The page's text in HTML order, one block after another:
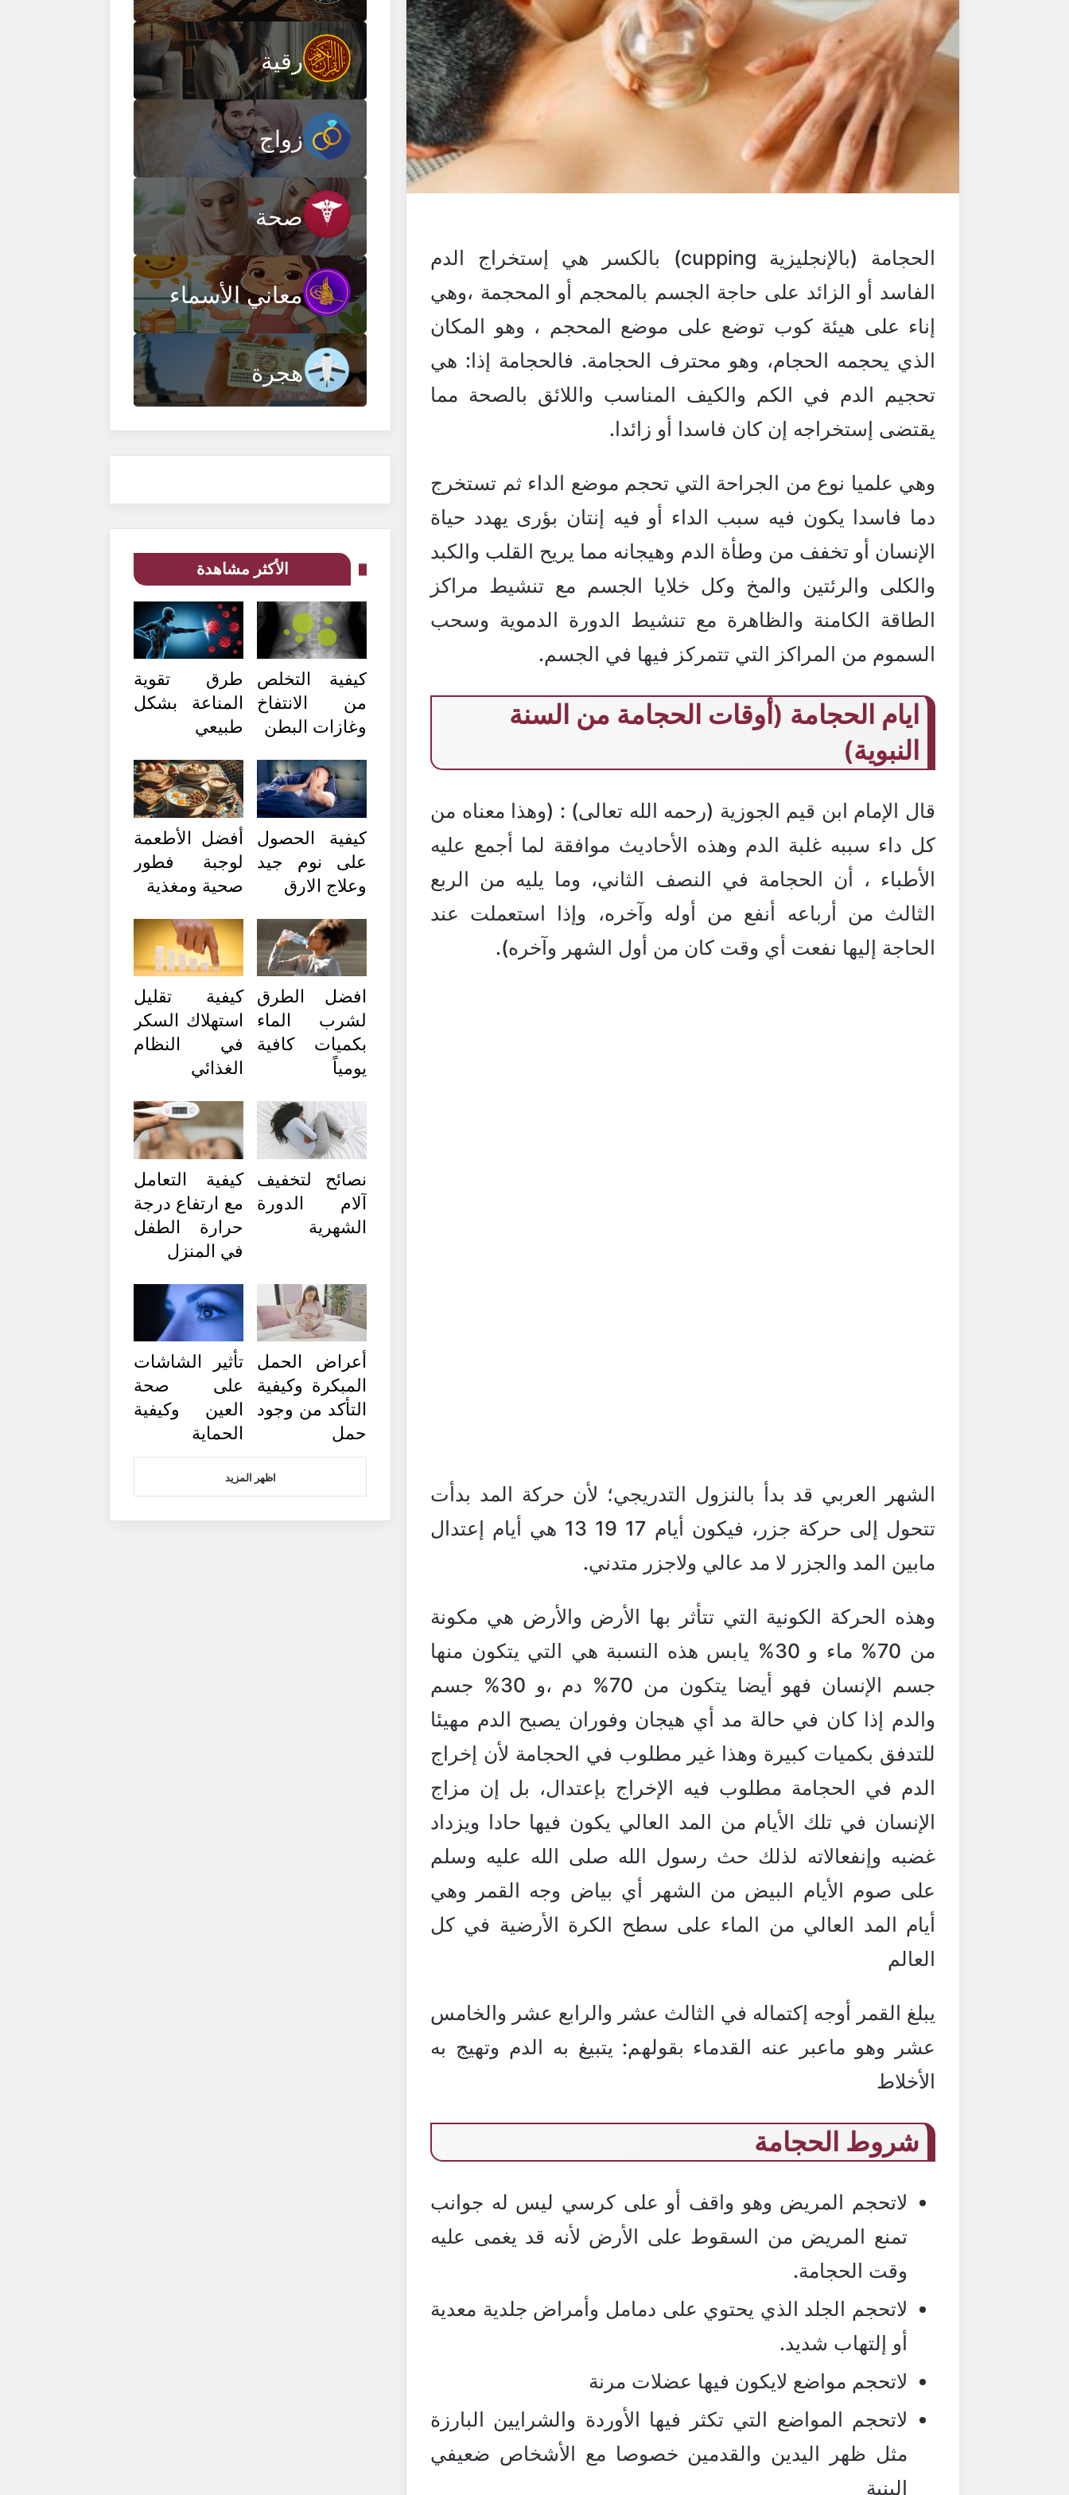
الحجامة (بالإنجليزية cupping) بالكسر هي إستخراج الدم
الفاسد أو الزائد على حاجة الجسم بالمحجم أو المحجمة ،وهي
إناء على هيئة كوب توضع على موضع المحجم ، وهو المكان
الذي يحجمه الحجام، وهو محترف الحجامة. فالحجامة إذا: هي
تحجيم الدم في الكم والكيف المناسب واللائق بالصحة مما
يقتضى إستخراجه إن كان فاسدا أو زائدا.
وهي علميا نوع من الجراحة التي تحجم موضع الداء ثم تستخرج
دما فاسدا يكون فيه سبب الداء أو فيه إنتان بؤرى يهدد حياة
الإنسان أو تخفف من وطأة الدم وهيجانه مما يريح القلب والكبد
والكلى والرئتين والمخ وكل خلايا الجسم مع تنشيط مراكز
الطاقة الكامنة والظاهرة مع تنشيط الدورة الدموية وسحب
السموم من المراكز التي تتمركز فيها في الجسم.
ايام الحجامة (أوقات الحجامة من السنة
النبوية)
قال الإمام ابن قيم الجوزية (رحمه الله تعالى) : (وهذا معناه من
كل داء سببه غلبة الدم وهذه الأحاديث موافقة لما أجمع عليه
الأطباء ، أن الحجامة في النصف الثاني، وما يليه من الربع
الثالث من أرباعه أنفع من أوله وآخره، وإذا استعملت عند
الحاجة إليها نفعت أي وقت كان من أول الشهر وآخره).
الشهر العربي قد بدأ بالنزول التدريجي؛ لأن حركة المد بدأت
تتحول إلى حركة جزر، فيكون أيام 17 19 13 هي أيام إعتدال
مابين المد والجزر لا مد عالي ولاجزر متدني.
وهذه الحركة الكونية التي تتأثر بها الأرض والأرض هي مكونة
من 70% ماء و 30% يابس هذه النسبة هي التي يتكون منها
جسم الإنسان فهو أيضا يتكون من 70% دم ،و 30% جسم
والدم إذا كان في حالة مد أي هيجان وفوران يصبح الدم مهيئا
للتدفق بكميات كبيرة وهذا غير مطلوب في الحجامة لأن إخراج
الدم في الحجامة مطلوب فيه الإخراج بإعتدال، بل إن مزاج
الإنسان في تلك الأيام من المد العالي يكون فيها حادا ويزداد
غضبه وإنفعالاته لذلك حث رسول الله صلى الله عليه وسلم
على صوم الأيام البيض من الشهر أي بياض وجه القمر وهي
أيام المد العالي من الماء على سطح الكرة الأرضية في كل
العالم
يبلغ القمر أوجه إكتماله في الثالث عشر والرابع عشر والخامس
عشر وهو ماعبر عنه القدماء بقولهم: يتبيغ به الدم وتهيج به
الأخلاط
شروط الحجامة
لاتحجم المريض وهو واقف أو على كرسي ليس له جوانب
تمنع المريض من السقوط على الأرض لأنه قد يغمى عليه
وقت الحجامة.
لاتحجم الجلد الذي يحتوي على دمامل وأمراض جلدية معدية
أو إلتهاب شديد.
لاتحجم مواضع لايكون فيها عضلات مرنة
لاتحجم المواضع التي تكثر فيها الأوردة والشرايين البارزة
مثل ظهر اليدين والقدمين خصوصا مع الأشخاص ضعيفي
البنية
رقية
زواج
صحة
معاني الأسماء
هجرة
الأكثر مشاهدة
كيفية التخلص
من الانتفاخ
وغازات البطن
طرق تقوية
المناعة بشكل
طبيعي
كيفية الحصول
على نوم جيد
وعلاج الارق
أفضل الأطعمة
لوجبة فطور
صحية ومغذية
افضل الطرق
لشرب الماء
بكميات كافية
يومياً
كيفية تقليل
استهلاك السكر
في النظام
الغذائي
نصائح لتخفيف
آلام الدورة
الشهرية
كيفية التعامل
مع ارتفاع درجة
حرارة الطفل
في المنزل
أعراض الحمل
المبكرة وكيفية
التأكد من وجود
حمل
تأثير الشاشات
على صحة
العين وكيفية
الحماية
اظهر المزيد